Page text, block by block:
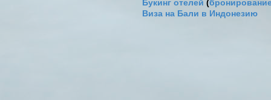
Букинг отелей (
Виза на Бали в Индонезию